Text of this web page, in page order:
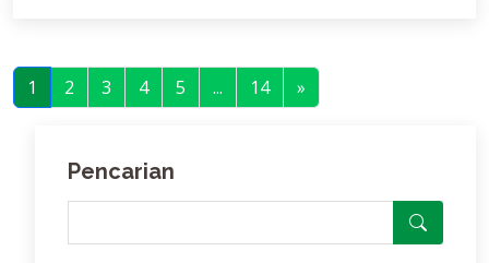
1 2 3 4 5 ... 14 »
Pencarian